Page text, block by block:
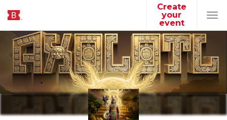
Create
your
event